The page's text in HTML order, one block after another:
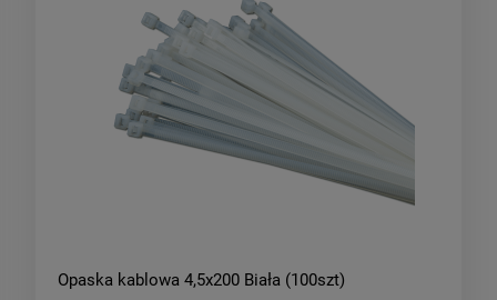
Opaska kablowa 4,5x200 Biała (100szt)